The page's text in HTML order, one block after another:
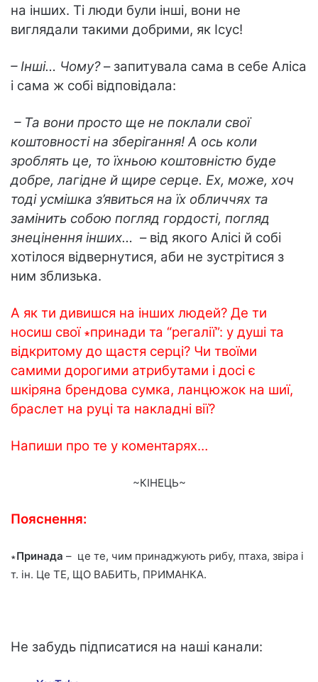
на інших. Ті люди були інші, вони не
виглядали такими добрими, як Ісус!
– Інші… Чому?– запитувала сама в себе Аліса
і сама ж собі відповідала:
– Та вони просто ще не поклали свої
коштовності на зберігання! А ось коли
зроблять це, то їхньою коштовністю буде
добре, лагідне й щире серце. Ех, може, хоч
тоді усмішка з’явиться на їх обличчях та
замінить собою погляд гордості, погляд
знецінення інших… – від якого Алісі й собі
хотілося відвернутися, аби не зустрітися з
ним зблизька.
А як ти дивишся на інших людей? Де ти
носиш свої ∗принади та “регалії”: у душі та
відкритому до щастя серці? Чи твоїми
самими дорогими атрибутами і досі є
шкіряна брендова сумка, ланцюжок на шиї,
браслет на руці та накладні вії?
Напиши про те у коментарях…
~КІНЕЦЬ~
Пояснення:
∗Принада – це те, чим принаджують рибу, птаха, звіра і
т. ін. Це ТЕ, ЩО ВАБИТЬ, ПРИМАНКА.
Не забудь підписатися на наші канали: